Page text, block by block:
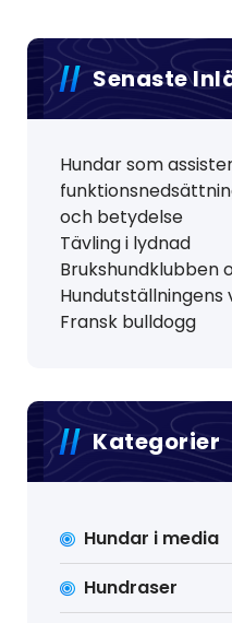
Senaste
Hundar som
och betydelse
Tävling i lydnad
Brukshundklubben
Hundutställningens
Fransk bulldogg
Kategorier
Hundar i media
Hundraser